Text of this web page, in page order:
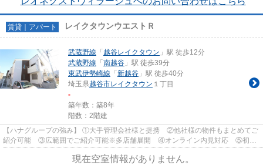
賃貸｜アパート レイクタウンウエストＲ
武蔵野線 「 越谷レイクタウン 」駅 徒歩12分
武蔵野線 「 南越谷 」駅 徒歩39分
東武伊勢崎線 「 新越谷 」駅 徒歩40分
埼玉県越谷市レイクタウン １丁目
-
築年数：築8年
階数：2階建
【ハナグループの強み】 ①大手管理会社様と提携 ②他社様の物件もまとめてご
紹介可能 ③広範囲でご紹介可能※多店舗展開 ④オンライン内見対応 ⑤初期
現在空室情報がありません。